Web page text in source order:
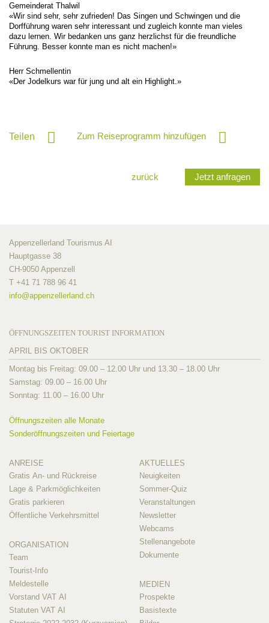
Gemeinderat Thalwil
«Wir sind sehr, sehr zufrieden! Das Singen und Schwingen und die
Dorfführung waren sehr interessant und zugleich konnte man vieles
dazu lernen. Wir bedanken uns ganz herzlichst für die freundliche
Führung. Besser konnte man es nicht machen!»
Herr Schmellentin
«Der Jodelkurs war für jung und alt ein Highlight.»
Teilen Zum Reiseprogramm hinzufügen
zurück Jetzt anfragen
Appenzellerland Tourismus AI
Hauptgasse 38
CH-9050 Appenzell
T +41 71 788 96 41
info@appenzellerland.ch
ÖFFNUNGSZEITEN TOURIST INFORMATION
APRIL BIS OKTOBER
Montag bis Freitag: 09.00 – 12.00 Uhr und 13.30 – 18.00 Uhr
Samstag: 09.00 – 16.00 Uhr
Sonntag: 11.00 – 16.00 Uhr
Öffnungszeiten alle Monate
Sonderöffnungszeiten und Feiertage
ANREISE
Gratis An- und Rückreise
Lage & Parkmöglichkeiten
Gratis parkieren
Öffentliche Verkehrsmittel
ORGANISATION
Team
Tourist-Info
Meldestelle
Vorstand VAT AI
Statuten VAT AI
AKTUELLES
Neuigkeiten
Sommer-Quiz
Veranstaltungen
Newsletter
Webcams
Stellenangebote
Dokumente
MEDIEN
Prospekte
Basistexte